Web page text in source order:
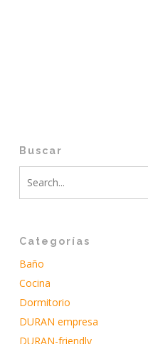
Buscar
Categorías
Baño
Cocina
Dormitorio
DURAN empresa
DURAN-friendly